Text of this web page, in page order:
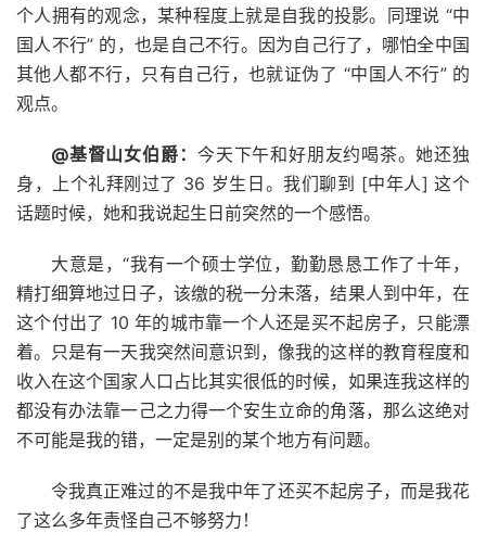
个人拥有的观念，某种程度上就是自我的投影。同理说 “中
国人不行” 的，也是自己不行。因为自己行了，哪怕全中国
其他人都不行，只有自己行，也就证伪了 “中国人不行” 的
观点。
@基督山女伯爵​​：今天下午和好朋友约喝茶。她还独
身，上个礼拜刚过了 36 岁生日。我们聊到 [中年人] 这个
话题时候，她和我说起生日前突然的一个感悟。
大意是，“我有一个硕士学位，勤勤恳恳工作了十年，
精打细算地过日子，该缴的税一分未落，结果人到中年，在
这个付出了 10 年的城市靠一个人还是买不起房子，只能漂
着。只是有一天我突然间意识到，像我的这样的教育程度和
收入在这个国家人口占比其实很低的时候，如果连我这样的
都没有办法靠一己之力得一个安生立命的角落，那么这绝对
不可能是我的错，一定是别的某个地方有问题。
令我真正难过的不是我中年了还买不起房子，而是我花
了这么多年责怪自己不够努力！